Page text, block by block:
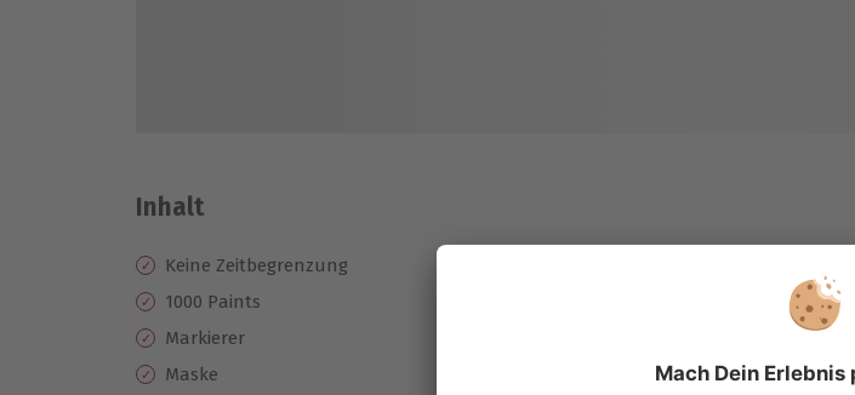
Inhalt
Keine Zeitbegrenzung
1000 Paints
Markierer
Maske